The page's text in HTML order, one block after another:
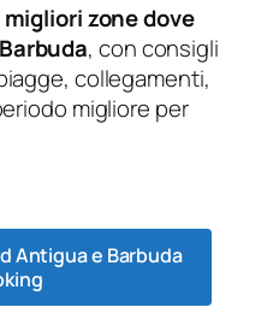
migliori zone dove
, con consigli
collegamenti,
migliore per
Antigua e Barbuda